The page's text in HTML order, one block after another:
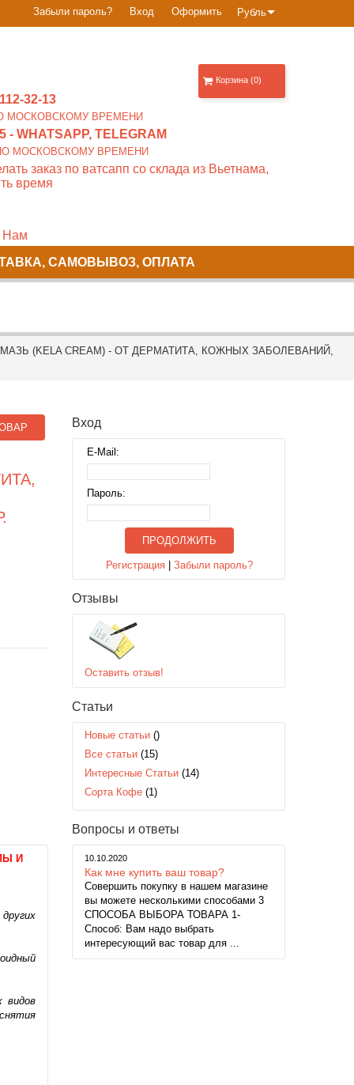
Рубль
Забыли пароль? Вход Оформить
32-13
МОСКОВСКОМУ ВРЕМЕНИ
- WHATSAPP, TELEGRAM
ПО МОСКОВСКОМУ ВРЕМЕНИ
заказ по ватсапп со склада из Вьетнама,
время
Нам
Корзина (0)
САМОВЫВОЗ, ОПЛАТА
(KELA CREAM) - ОТ ДЕРМАТИТА, КОЖНЫХ ЗАБОЛЕВАНИЙ,
И
видов
Вход
E-Mail:
Пароль:
ПРОДОЛЖИТЬ
Регистрация |Забыли пароль?
Отзывы
Оставить отзыв!
Статьи
Новые статьи ()
Все статьи (15)
Интересные Статьи (14)
Сорта Кофе (1)
Вопросы и ответы
10.10.2020
Как мне купить ваш товар?
Совершить покупку в нашем магазине
вы можете несколькими способами 3
СПОСОБА ВЫБОРА ТОВАРА 1-
Способ: Вам надо выбрать
интересующий вас товар для ...